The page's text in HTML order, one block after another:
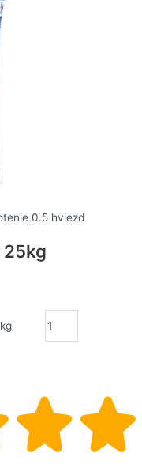
extrahovaný šrot
4kg
GMO/ 10kg
25kg